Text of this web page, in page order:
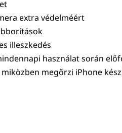
extra védelméért
illeszkedés
használat során
megőrzi iPhone